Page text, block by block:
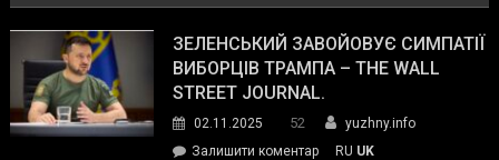
ЗЕЛЕНСЬКИЙ ЗАВОЙОВУЄ СИМПАТІЇ
ВИБОРЦІВ ТРАМПА – THE WALL
STREET JOURNAL.
02.11.2025 52
yuzhny.info
Залишити коментарon
RU UK